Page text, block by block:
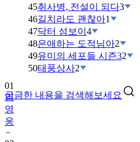
45취사병, 전설이 되다3
46길치라도 괜찮아1
47닥터 섬보이 4
48은애하는 도적님아2
49유미의 세포들 시즌32
50태풍상사2
궁금한 내용을 검색해보세요
영
웅
02
금